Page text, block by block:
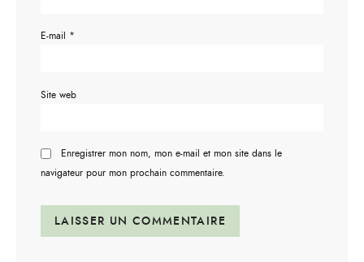
E-mail *
Site web
Enregistrer mon nom, mon e-mail et mon site dans le
navigateur pour mon prochain commentaire.